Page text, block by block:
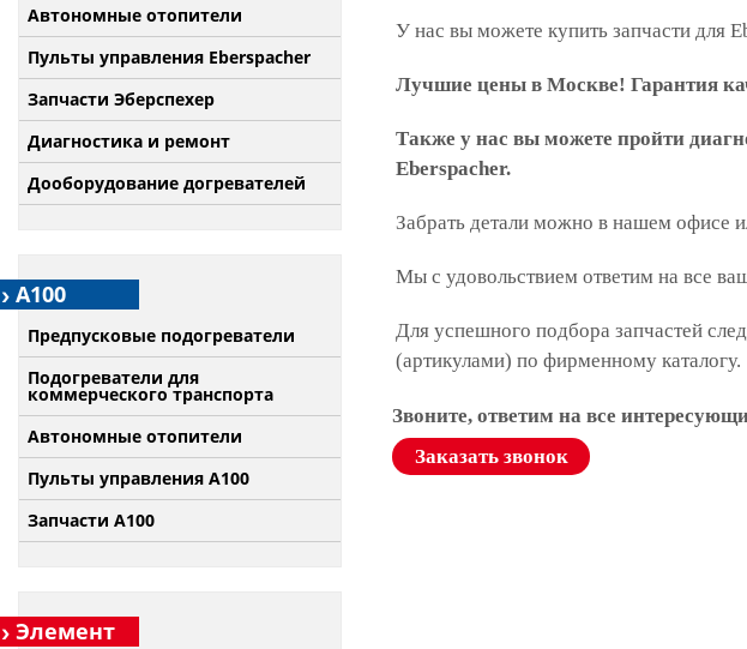
Автономные отопители
Пульты управления Eberspacher
Запчасти Эберспехер
Диагностика и ремонт
Дооборудование догревателей
А100
Предпусковые подогреватели
Подогреватели для
коммерческого транспорта
Автономные отопители
Пульты управления A100
Запчасти А100
Элемент
У нас вы можете купить запчасти для
Лучшие цены в Москве! Гарантия
Также у нас вы можете пройти
Eberspacher.
Забрать детали можно в нашем офисе
Мы с удовольствием ответим на все
Для успешного подбора запчастей
(артикулами) по фирменному каталогу.
Звоните, ответим на все
Заказать звонок